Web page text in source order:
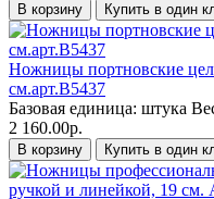
В корзину Купить в один
Ножницы портновские
см.арт.B5437
Базовая единица: штука
2 160.00р.
В корзину Купить в один